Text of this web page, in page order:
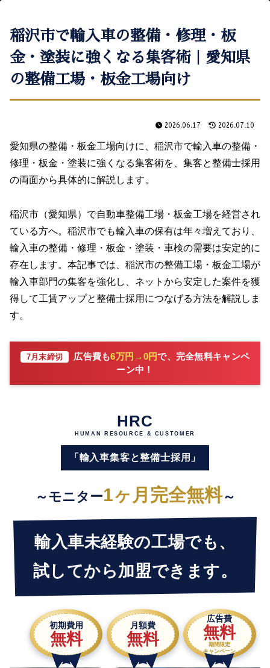
稲沢市で輸入車の整備・修理・板
金・塗装に強くなる集客術｜愛知県
の整備工場・板金工場向け
2026.06.17 2026.07.10
愛知県の整備・板金工場向けに、稲沢市で輸入車の整備・
修理・板金・塗装に強くなる集客術を、集客と整備士採用
の両面から具体的に解説します。
稲沢市（愛知県）で自動車整備工場・板金工場を経営され
ている方へ。稲沢市でも輸入車の保有は年々増えており、
輸入車の整備・修理・板金・塗装・車検の需要は安定的に
存在します。本記事では、稲沢市の整備工場・板金工場が
輸入車部門の集客を強化し、ネットから安定した案件を獲
得して工賃アップと整備士採用につなげる方法を解説しま
す。
7月末締切 広告費も6万円→0円で、完全無料キャンペ
ーン中！
HRC
HUMAN RESOURCE & CUSTOMER
「輸入車集客と整備士採用」
～モニター1ヶ月完全無料～
輸入車未経験の工場でも、
試してから加盟できます。
初期費用
無料
月額費
無料
広告費
無料
期間限定
キャンペーン